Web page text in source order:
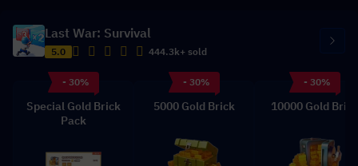
Last War: Survival
5.0 444.3k+ sold
- 30%
Special Gold Brick
Pack
- 30%
5000 Gold Brick
- 30%
10000 Gold Brick